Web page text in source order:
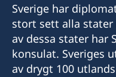
Sverige har
stort sett alla
av dessa stater har
konsulat. Sveriges
av drygt 100